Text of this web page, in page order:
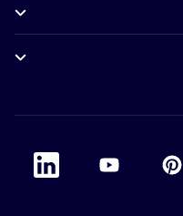
Accor Youtube
Linkedin